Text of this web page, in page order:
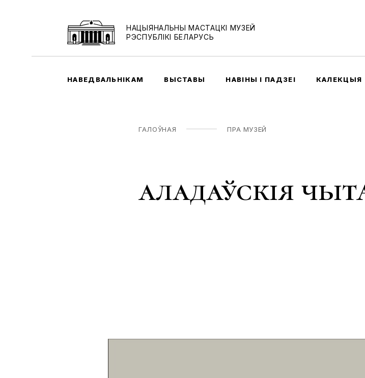
НАЦЫЯНАЛЬНЫ МАСТАЦКІ МУЗЕЙ
РЭСПУБЛІКІ БЕЛАРУСЬ
НАВЕДВАЛЬНІКАМ ВЫСТАВЫ НАВІНЫ І ПАДЗЕІ КАЛЕКЦЫЯ
ГАЛОЎНАЯ ПРА МУЗЕЙ
аладаўскія